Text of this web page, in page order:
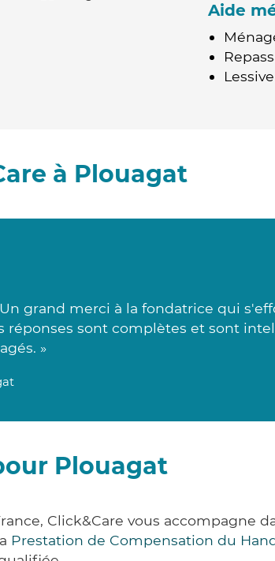
Aide
Lessive
à Plouagat
grand merci à la fondatrice qui
réponses sont complètes et sont
»
Plouagat
Click&Care vous accompagne
Prestation de Compensation du